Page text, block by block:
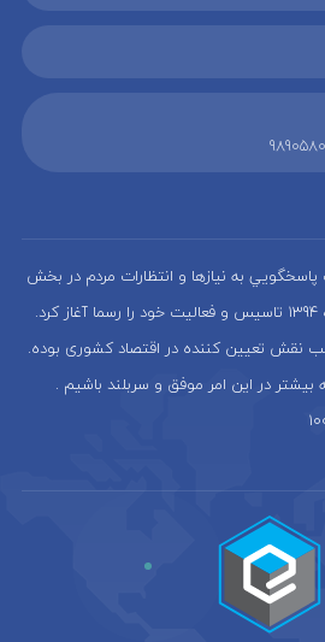
به نيازها و انتظارات مردم در بخش
نيازمنديهاي کشوری در تير ماه 1394 تاسيس و فعاليت خود را رسما آغاز كرد.
تعيين كننده در اقتصاد کشوری بوده.
بیشتر در این امر موفق و سربلند باشیم .